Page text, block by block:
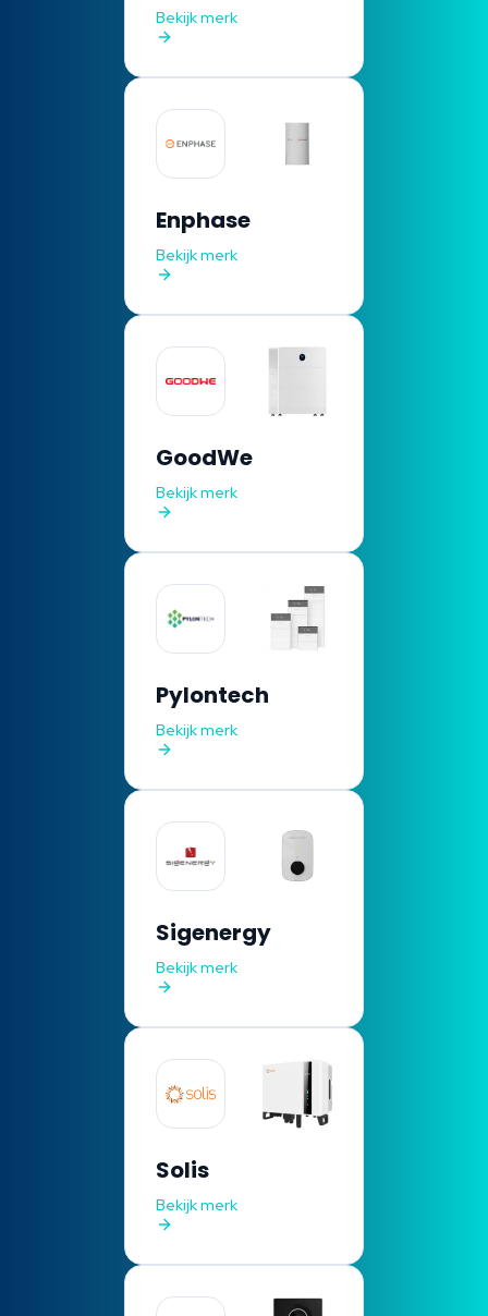
Bekijk merk
Enphase
Bekijk merk
GoodWe
Bekijk merk
Pylontech
Bekijk merk
Sigenergy
Bekijk merk
Solis
Bekijk merk